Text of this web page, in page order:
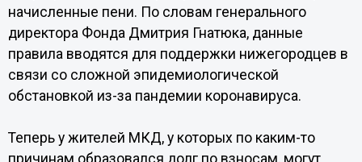
начисленные пени. По словам генерального
директора Фонда Дмитрия Гнатюка, данные
правила вводятся для поддержки нижегородцев в
связи со сложной эпидемиологической
обстановкой из-за пандемии коронавируса.
Теперь у жителей МКД, у которых по каким-то
причинам образовался долг по взносам, могут